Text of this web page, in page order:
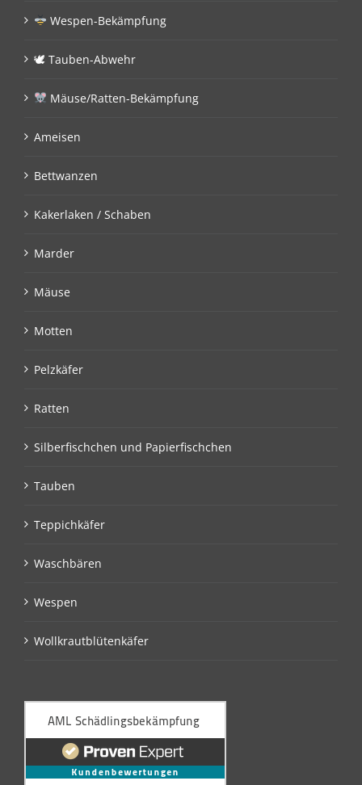
Wespen-Bekämpfung
🕊 Tauben-Abwehr
Mäuse/Ratten-Bekämpfung
Ameisen
Bettwanzen
Kakerlaken / Schaben
Marder
Mäuse
Motten
Pelzkäfer
Ratten
Silberfischchen und Papierfischchen
Tauben
Teppichkäfer
Waschbären
Wespen
Wollkrautblütenkäfer